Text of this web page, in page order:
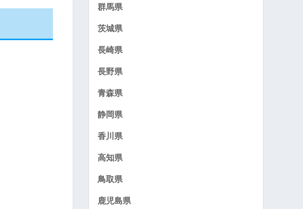
群馬県
茨城県
長崎県
長野県
青森県
静岡県
香川県
高知県
鳥取県
鹿児島県